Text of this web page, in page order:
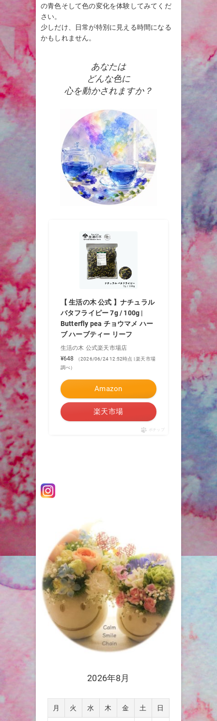
の青色そして色の変化を体験してみてくだ
さい。
少しだけ、日常が特別に見える時間になる
かもしれません。
あなたは
どんな色に
心を動かされますか？
【 生活の木 公式 】ナチュラル
バタフライピー 7g / 100g |
Butterfly pea チョウマメ ハー
ブ ハーブティー リーフ
生活の木 公式楽天市場店
¥648
（2026/06/24 12:52時点 | 楽天市場
調べ）
Amazon
楽天市場
ポチップ
2026年8月
月 火 水 木 金 土 日